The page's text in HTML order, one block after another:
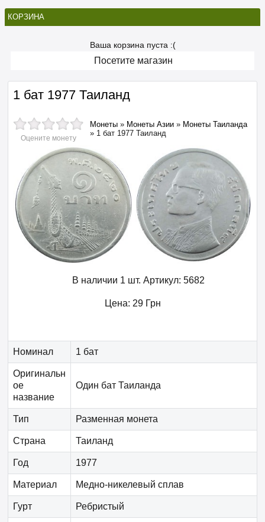
КОРЗИНА
Ваша корзина пуста :(
Посетите магазин
1 бат 1977 Таиланд
Оцените монету
Монеты » Монеты Азии » Монеты Таиланда
» 1 бат 1977 Таиланд
В наличии 1 шт. Артикул: 5682
Цена: 29 Грн
Номинал 1 бат
Оригинальн
ое
название
Один бат Таиланда
Тип Разменная монета
Страна Таиланд
Год 1977
Материал Медно-никелевый сплав
Гурт Ребристый